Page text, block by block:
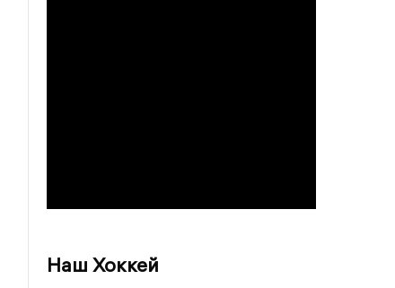
Наш Хоккей